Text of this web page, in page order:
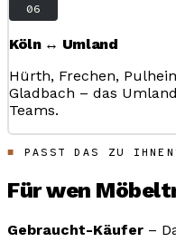
06
Köln ↔ Umland
Hürth, Frechen,
Gladbach – das
Teams.
PASST DAS ZU
Für wen
Gebraucht-Käufer –